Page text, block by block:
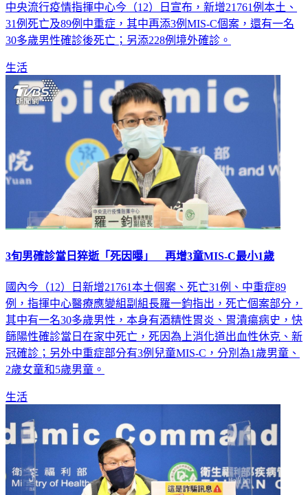
中央流行疫情指揮中心今（12）日宣布，新增21761例本土、
31例死亡及89例中重症，其中再添3例MIS-C個案，還有一名
30多歲男性確診後死亡；另添228例境外確診。
生活
3旬男確診當日猝逝「死因曝」 再增3童MIS-C最小1歲
國內今（12）日新增21761本土個案、死亡31例、中重症89
例，指揮中心醫療應變組副組長羅一鈞指出，死亡個案部分，
其中有一名30多歲男性，本身有酒精性胃炎、胃潰瘍病史，快
篩陽性確診當日在家中死亡，死因為上消化道出血性休克、新
冠確診；另外中重症部分有3例兒童MIS-C，分別為1歲男童、
2歲女童和5歲男童。
生活